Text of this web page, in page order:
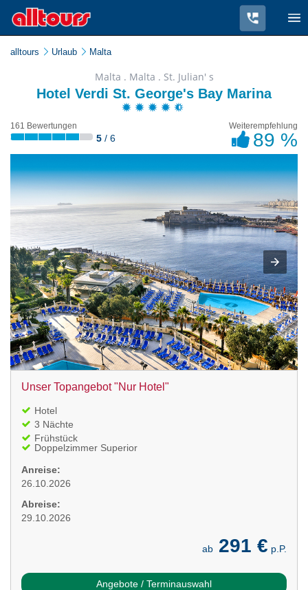
alltours Urlaub Malta
Malta . Malta . St. Julian' s
Hotel Verdi St. George's Bay Marina
161 Bewertungen
5 / 6
Weiterempfehlung
89 %
Unser Topangebot "Nur Hotel"
Hotel
3 Nächte
Frühstück
Doppelzimmer Superior
Anreise:
26.10.2026
Abreise:
29.10.2026
ab 291 € p.P.
Angebote / Terminauswahl